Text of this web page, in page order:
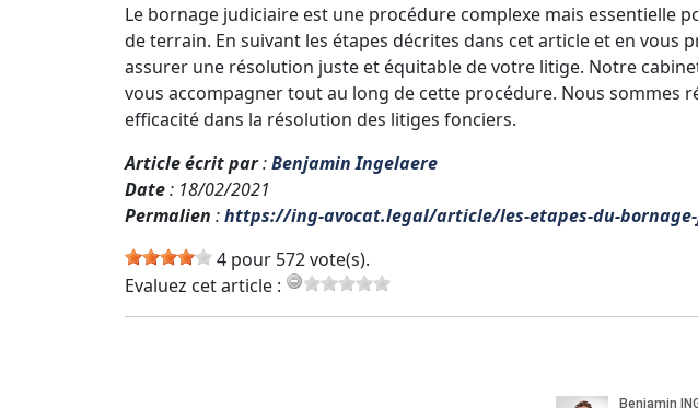
Le bornage judiciaire est une procédure complexe mais essentielle
de terrain. En suivant les étapes décrites dans cet article et en vous
assurer une résolution juste et équitable de votre litige. Notre
vous accompagner tout au long de cette procédure. Nous sommes
efficacité dans la résolution des litiges fonciers.
Article écrit par:Benjamin Ingelaere
Date: 18/02/2021
Permalien :https://ing-avocat.legal/article/les-etapes-du-
4 pour 572 vote(s).
Evaluez cet article :